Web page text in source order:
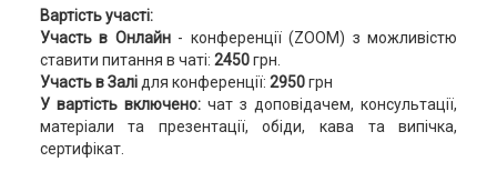
Вартість участі:
Участь в Онлайн - конференції (ZOOM) з можливістю
ставити питання в чаті: 2450грн.
Участь в Залі для конференції: 2950грн
У вартість включено:чат з доповідачем, консультації,
матеріали та презентації, обіди, кава та випічка,
сертифікат.